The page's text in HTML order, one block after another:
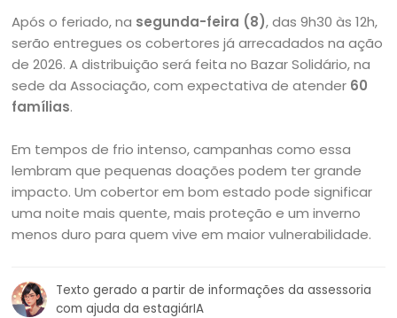
Após o feriado, na segunda-feira (8), das 9h30 às 12h,
serão entregues os cobertores já arrecadados na ação
de 2026. A distribuição será feita no Bazar Solidário, na
sede da Associação, com expectativa de atender 60
famílias.
Em tempos de frio intenso, campanhas como essa
lembram que pequenas doações podem ter grande
impacto. Um cobertor em bom estado pode significar
uma noite mais quente, mais proteção e um inverno
menos duro para quem vive em maior vulnerabilidade.
Texto gerado a partir de informações da assessoria
com ajuda da estagiárIA